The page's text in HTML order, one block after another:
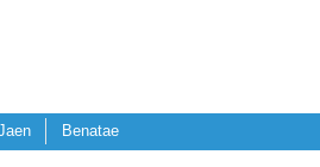
Benatae